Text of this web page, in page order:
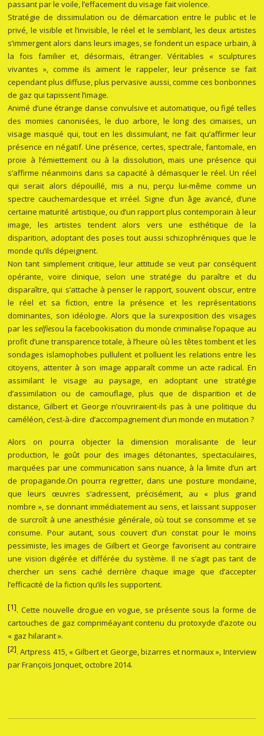
passant par le voile, l’effacement du visage fait violence.
Stratégie de dissimulation ou de démarcation entre le public et le
privé, le visible et l’invisible, le réel et le semblant, les deux artistes
s’immergent alors dans leurs images, se fondent un espace urbain, à
la fois familier et, désormais, étranger. Véritables « sculptures
vivantes », comme ils aiment le rappeler, leur présence se fait
cependant plus diffuse, plus pervasive aussi, comme ces bonbonnes
de gaz qui tapissent l’image.
Animé d’une étrange danse convulsive et automatique, ou figé telles
des momies canonisées, le duo arbore, le long des cimaises, un
visage masqué qui, tout en les dissimulant, ne fait qu’affirmer leur
présence en négatif. Une présence, certes, spectrale, fantomale, en
proie à l’émiettement ou à la dissolution, mais une présence qui
s’affirme néanmoins dans sa capacité à démasquer le réel. Un réel
qui serait alors dépouillé, mis a nu, perçu lui-même comme un
spectre cauchemardesque et irréel. Signe d’un âge avancé, d’une
certaine maturité artistique, ou d’un rapport plus contemporain à leur
image, les artistes tendent alors vers une esthétique de la
disparition, adoptant des poses tout aussi schizophréniques que le
monde qu’ils dépeignent.
Non tant simplement critique, leur attitude se veut par conséquent
opérante, voire clinique, selon une stratégie du paraître et du
disparaître, qui s’attache à penser le rapport, souvent obscur, entre
le réel et sa fiction, entre la présence et les représentations
dominantes, son idéologie. Alors que la surexposition des visages
par les selfiesou la facebookisation du monde criminalise l’opaque au
profit d’une transparence totale, à l’heure où les têtes tombent et les
sondages islamophobes pullulent et polluent les relations entre les
citoyens, attenter à son image apparaît comme un acte radical. En
assimilant le visage au paysage, en adoptant une stratégie
d’assimilation ou de camouflage, plus que de disparition et de
distance, Gilbert et George n’ouvriraient-ils pas à une politique du
caméléon, c’est-à-dire d’accompagnement d’un monde en mutation ?
Alors on pourra objecter la dimension moralisante de leur
production, le goût pour des images détonantes, spectaculaires,
marquées par une communication sans nuance, à la limite d’un art
de propagande.On pourra regretter, dans une posture mondaine,
que leurs œuvres s’adressent, précisément, au « plus grand
nombre », se donnant immédiatement au sens, et laissant supposer
de surcroît à une anesthésie générale, où tout se consomme et se
consume. Pour autant, sous couvert d’un constat pour le moins
pessimiste, les images de Gilbert et George favorisent au contraire
une vision digérée et différée du système. Il ne s’agit pas tant de
chercher un sens caché derrière chaque image que d’accepter
l’efficacité de la fiction qu’ils les supportent.
[1]. Cette nouvelle drogue en vogue, se présente sous la forme de
cartouches de gaz compriméayant contenu du protoxyde d’azote ou
« gaz hilarant ».
[2]. Artpress 415, « Gilbert et George, bizarres et normaux », Interview
par François Jonquet, octobre 2014.